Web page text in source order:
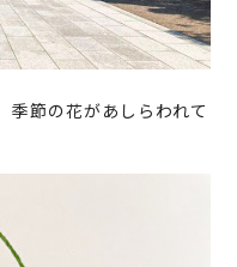
季節の花があしらわれて